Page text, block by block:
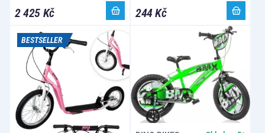
2 425 Kč 244 Kč
BESTSELLER